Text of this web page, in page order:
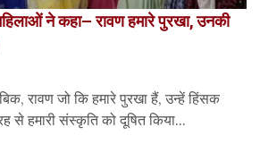
ने कहा– रावण हमारे पुरखा, उनकी
रावण जो कि हमारे पुरखा हैं, उन्हें हिंसक
से हमारी संस्कृति को दूषित किया...